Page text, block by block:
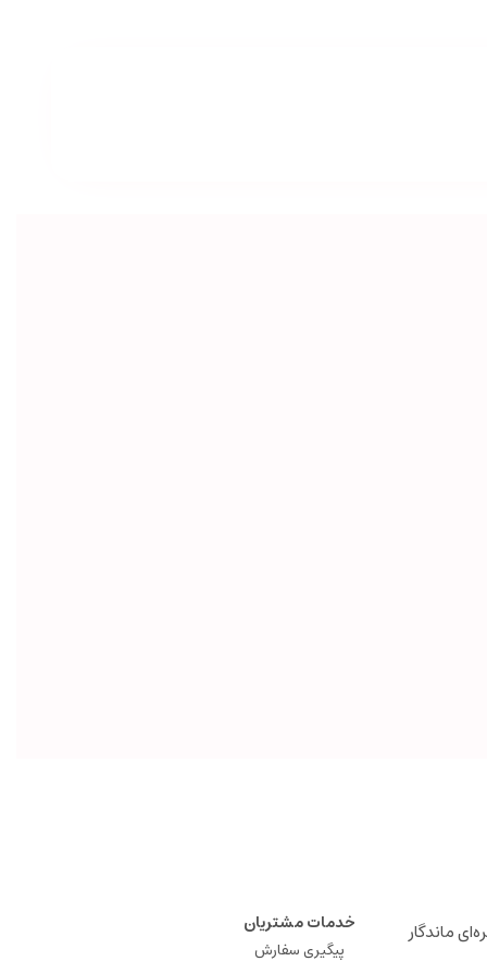
ماندگار خدمات مشتریان
پیگیری سفارش